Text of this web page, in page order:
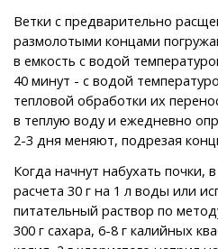
Ветки с предварительно
размолотыми концами
в емкость с водой
40 минут - с водой
тепловой обработки их
в теплую воду и ежедневно
2-3 дня меняют, подрезая
Когда начнут набухать почки,
расчета 30 г на 1 л воды или
питательный раствор по
300 г сахара, 6-8 г калийных